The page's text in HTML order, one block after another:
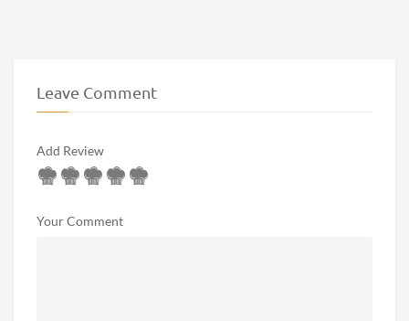
Leave Comment
Add Review
Your Comment